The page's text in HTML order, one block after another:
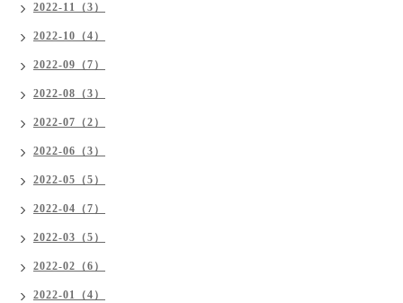
2022-11（3）
2022-10（4）
2022-09（7）
2022-08（3）
2022-07（2）
2022-06（3）
2022-05（5）
2022-04（7）
2022-03（5）
2022-02（6）
2022-01（4）